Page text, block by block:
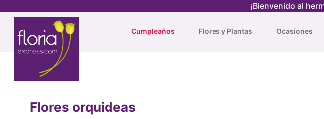
¡Bienvenido al
Cumpleaños Flores y Plantas Ocasiones
Flores orquideas